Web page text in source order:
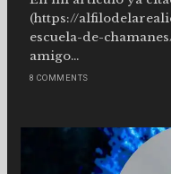
(https://
escuela-de-
amigo...
8 COMMENTS